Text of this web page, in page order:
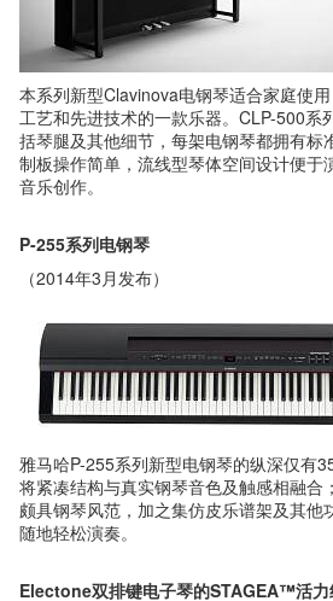
本系列新型Clavinova电钢琴适合家庭使
工艺和先进技术的一款乐器。CLP-500系
括琴腿及其他细节，每架电钢琴都拥有标
制板操作简单，流线型琴体空间设计便于
音乐创作。
P-255系列电钢琴
（2014年3月发布）
雅马哈P-255系列新型电钢琴的纵深仅有
将紧凑结构与真实钢琴音色及触感相融合
颇具钢琴风范，加之集仿皮乐谱架及其他
随地轻松演奏。
Electone双排键电子琴的STAGEA™活力